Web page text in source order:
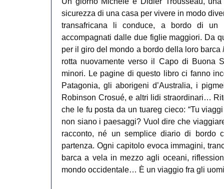
sicurezza di una casa per vivere in modo
transafricana li conduce, a bordo di
accompagnati dalle due figlie maggiori. Da
per il giro del mondo a bordo della loro barca
rotta nuovamente verso il Capo di Buona
minori. Le pagine di questo libro ci fanno
Patagonia, gli aborigeni d’Australia, i
Robinson Crosué, e altri lidi straordinari…
che le fu posta da un tuareg cieco: “Tu
non siano i paesaggi? Vuol dire che
racconto, né un semplice diario di bordo
partenza. Ogni capitolo evoca immagini,
barca a vela in mezzo agli oceani,
mondo occidentale… È un viaggio fra gli